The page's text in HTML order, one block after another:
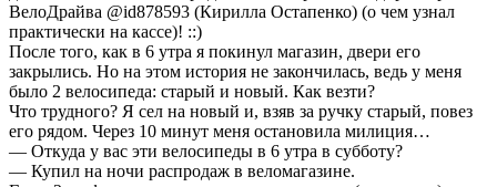
ВелоДрайва @id878593 (Кирилла Остапенко) (о чем узнал
практически на кассе)! ::)
После того, как в 6 утра я покинул магазин, двери его
закрылись. Но на этом история не закончилась, ведь у меня
было 2 велосипеда: старый и новый. Как везти?
Что трудного? Я сел на новый и, взяв за ручку старый, повез
его рядом. Через 10 минут меня остановила милиция…
— Откуда у вас эти велосипеды в 6 утра в субботу?
— Купил на ночи распродаж в веломагазине.